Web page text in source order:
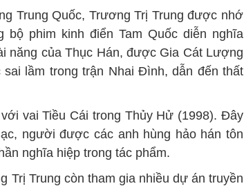
Trung Quốc, Trương Trị Trung được nhớ
phim kinh điển Tam Quốc diễn nghĩa
năng của Thục Hán, được Gia Cát Lượng
lầm trong trận Nhai Đình, dẫn đến thất
vai Tiều Cái trong Thủy Hử (1998). Đây
người được các anh hùng hảo hán tôn
nghĩa hiệp trong tác phẩm.
Trị Trung còn tham gia nhiều dự án truyền